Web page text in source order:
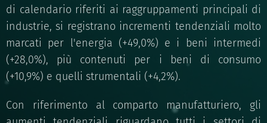
di calendario riferiti ai raggruppamenti principali di
industrie, si registrano incrementi tendenziali molto
marcati per l'energia (+49,0%) e i beni intermedi
(+28,0%), più contenuti per i beni di consumo
(+10,9%) e quelli strumentali (+4,2%).
Con riferimento al comparto manufatturiero, gli